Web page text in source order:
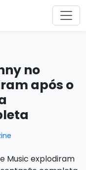
no
após o